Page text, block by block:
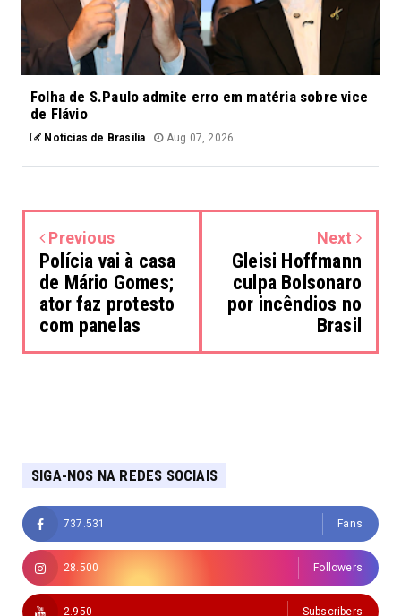
Folha de S.Paulo admite erro em matéria sobre vice
de Flávio
Notícias de Brasília Aug 07, 2026
Previous
Polícia vai à casa
de Mário Gomes;
ator faz protesto
com panelas
Next
Gleisi Hoffmann
culpa Bolsonaro
por incêndios no
Brasil
SIGA-NOS NA REDES SOCIAIS
737.531 Fans
28.500 Followers
2.950 Subscribers